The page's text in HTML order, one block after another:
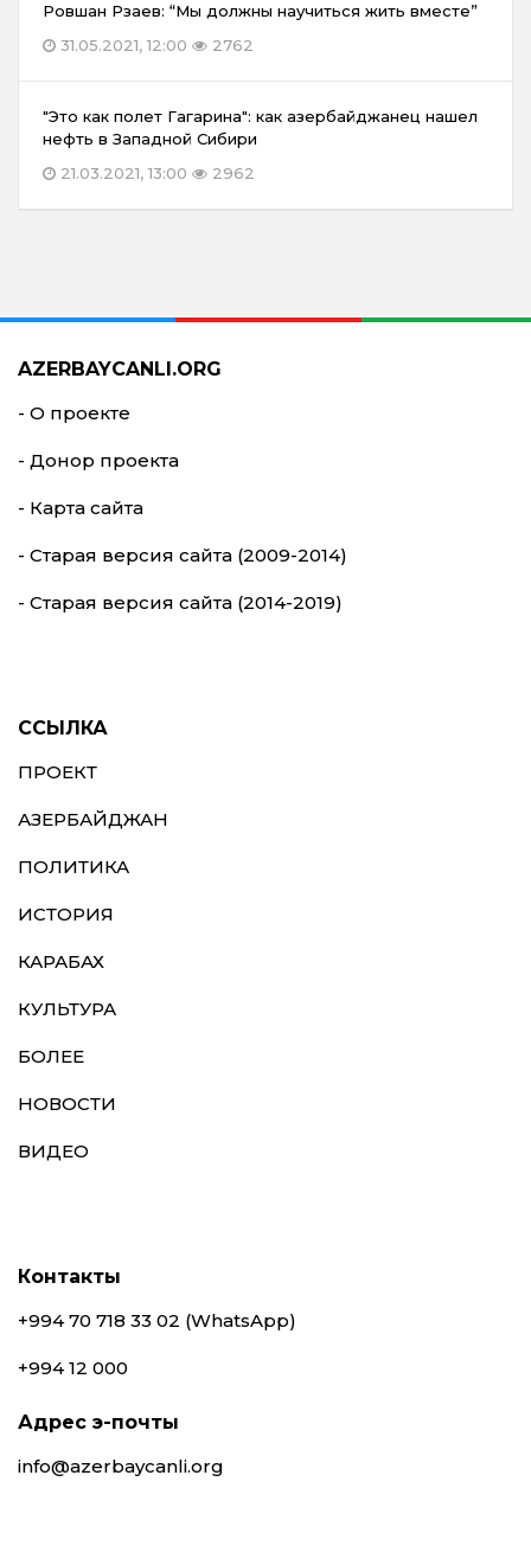
Ровшан Рзаев: “Мы должны научиться жить вместе”
31.05.2021, 12:00
2762
"Это как полет Гагарина": как азербайджанец нашел
нефть в Западной Сибири
21.03.2021, 13:00
2962
AZERBAYCANLI.ORG
- О проекте
- Донор проекта
- Карта сайта
- Старая версия сайта (2009-2014)
- Старая версия сайта (2014-2019)
ССЫЛКА
ПРОЕКТ
АЗЕРБАЙДЖАН
ПОЛИТИКА
ИСТОРИЯ
КАРАБАХ
КУЛЬТУРА
БОЛЕЕ
НОВОСТИ
ВИДЕО
Контакты
+994 70 718 33 02 (WhatsApp)
+994 12 000
Адрес э-почты
info@azerbaycanli.org